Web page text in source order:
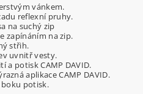
vánkem.
reflexní pruhy.
na suchý zip
zapínáním na zip.
střih.
uvnitř vesty.
a potisk CAMP DAVID.
aplikace CAMP DAVID.
boku potisk.